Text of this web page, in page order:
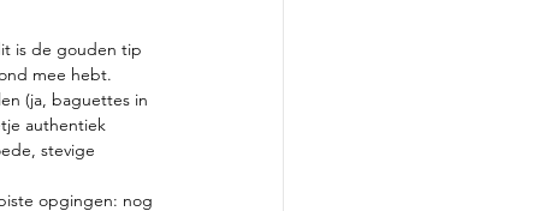
is de gouden tip
mee hebt.
(ja, baguettes in
authentiek
stevige
opgingen: nog